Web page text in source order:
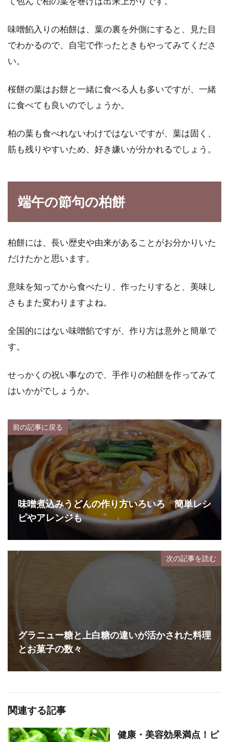
味噌餡入りの柏餅は、葉の裏を外側にすると、見た目
でわかるので、自宅で作ったときもやってみてくださ
い。
桜餅の葉はお餅と一緒に食べる人も多いですが、一緒
に食べても良いのでしょうか。
柏の葉も食べれないわけではないですが、葉は固く、
筋も残りやすいため、好き嫌いが分かれるでしょう。
端午の節句の柏餅
柏餅には、長い歴史や由来があることがお分かりいた
だけたかと思います。
意味を知ってから食べたり、作ったりすると、美味し
さもまた変わりますよね。
全国的にはない味噌餡ですが、作り方は意外と簡単で
す。
せっかくの祝い事なので、手作りの柏餅を作ってみて
はいかがでしょうか。
前の記事に戻る
味噌煮込みうどんの作り方いろいろ 簡単レシ
ピやアレンジも
次の記事を読む
グラニュー糖と上白糖の違いが活かされた料理
とお菓子の数々
関連する記事
健康・美容効果満点！ピ